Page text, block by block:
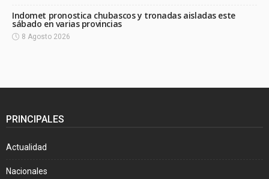
Indomet pronostica chubascos y tronadas aisladas este
sábado en varias provincias
8 Agosto 2026
PRINCIPALES
Actualidad
Nacionales